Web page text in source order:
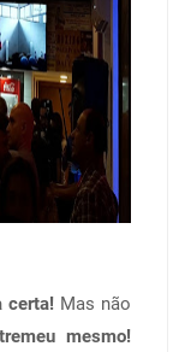
certa! Mas não
mesmo!